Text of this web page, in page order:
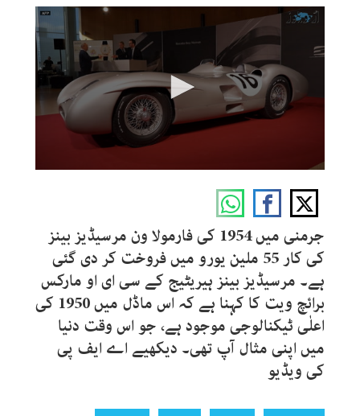
35
seconds
جرمنی میں 1954 کی فارمولا ون مرسیڈیز بینز
کی کار 55 ملین یورو میں فروخت کر دی گئی
ہے۔ مرسیڈیز بینز ہیریٹیج کے سی ای او مارکس
برائچ ویت کا کہنا ہے کہ اس ماڈل میں 1950 کی
اعلٰی ٹیکنالوجی موجود ہے، جو اس وقت دنیا
میں اپنی مثال آپ تھی۔ دیکھیے اے ایف پی
کی ویڈیو